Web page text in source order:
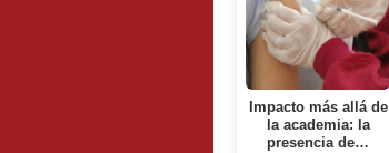
Impacto más allá de
la academia: la
presencia de…